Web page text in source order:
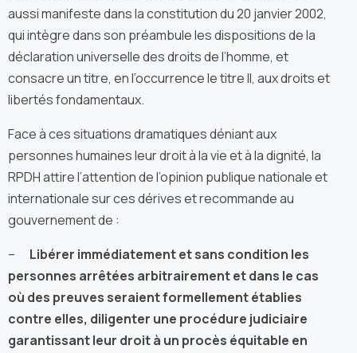
aussi manifeste dans la constitution du 20 janvier 2002,
qui intègre dans son préambule les dispositions de la
déclaration universelle des droits de l’homme, et
consacre un titre, en l’occurrence le titre II, aux droits et
libertés fondamentaux.
Face à ces situations dramatiques déniant aux
personnes humaines leur droit à la vie et à la dignité, la
RPDH attire l’attention de l’opinion publique nationale et
internationale sur ces dérives et recommande au
gouvernement de :
– Libérer immédiatement et sans condition les
personnes arrêtées arbitrairement et dans le cas
où des preuves seraient formellement établies
contre elles, diligenter une procédure judiciaire
garantissant leur droit à un procès équitable en